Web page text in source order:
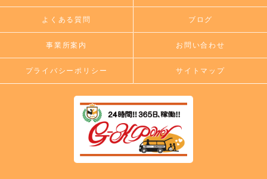
よくある質問 ブログ
事業所案内 お問い合わせ
プライバシーポリシー サイトマップ